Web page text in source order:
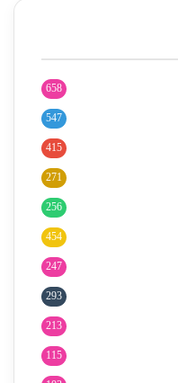
658
547
415
271
256
454
247
293
213
115